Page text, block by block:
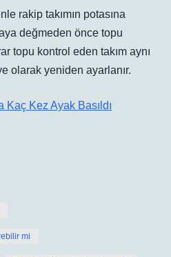
rakip takımın potasına
değmeden önce topu
topu kontrol eden takım aynı
olarak yeniden ayarlanır.
Kaç Kez Ayak Basıldı
mi